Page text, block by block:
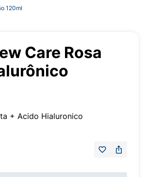
120ml
Care Rosa
+ Acido Hialuronico